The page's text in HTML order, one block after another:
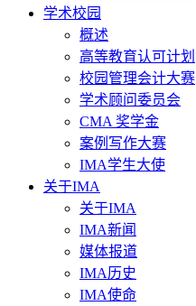
学术校园
概述
高等教育认可计划
校园管理会计大赛
学术顾问委员会
CMA 奖学金
案例写作大赛
IMA学生大使
关于IMA
关于IMA
IMA新闻
媒体报道
IMA历史
IMA使命